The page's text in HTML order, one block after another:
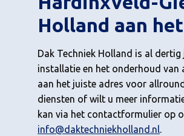
Holland aan
Dak Techniek Holland is al
installatie en het onderhoud van
aan het juiste adres voor
diensten of wilt u meer
kan via het contactformulier op
info@daktechniekholland.nl.